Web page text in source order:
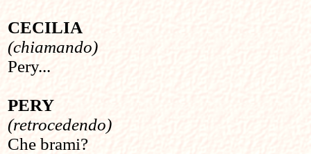
CECILIA
(chiamando)
Pery...
PERY
(retrocedendo)
Che brami?